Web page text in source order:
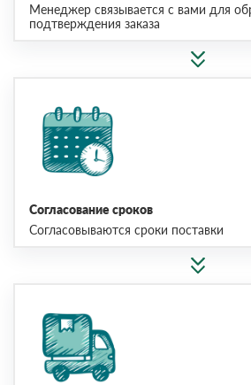
Менеджер связывается с вами для
подтверждения заказа
Согласование сроков
Согласовываются сроки поставки